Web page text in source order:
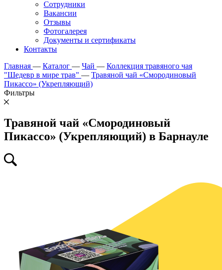
Сотрудники
Вакансии
Отзывы
Фотогалерея
Документы и сертификаты
Контакты
Главная — Каталог — Чай — Коллекция травяного чая
"Шедевр в мире трав" — Травяной чай «Смородиновый
Пикассо» (Укрепляющий)
Фильтры
Травяной чай «Смородиновый
Пикассо» (Укрепляющий) в Барнауле